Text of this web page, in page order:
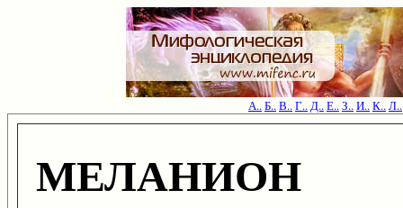
А..Б..В..Г..Д..Е..З..И..К..Л..
МЕЛАНИОН